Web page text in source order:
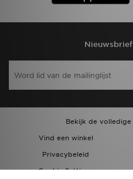
Bekijk de
Vind een winkel
Privacybeleid
Cookie Settings